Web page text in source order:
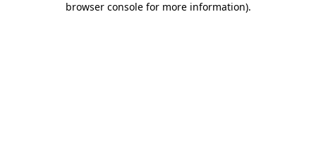
browser console for more information).